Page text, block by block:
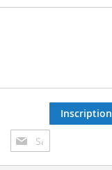
Inscription
à
notre
Inscription